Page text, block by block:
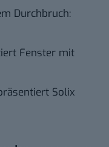
Durchbruch:
Fenster mit
Solix